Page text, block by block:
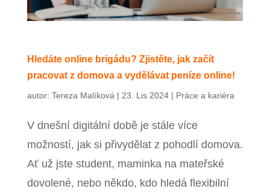
Kontakt
Hledáte online brigádu? Zjistěte, jak začít
pracovat z domova a vydělávat peníze online!
autor: Tereza Malíková | 23. Lis 2024| Práce a kariéra
V dnešní digitální době je stále více
možností, jak si přivydělat z pohodlí domova.
Ať už jste student, maminka na mateřské
dovolené, nebo někdo, kdo hledá flexibilní